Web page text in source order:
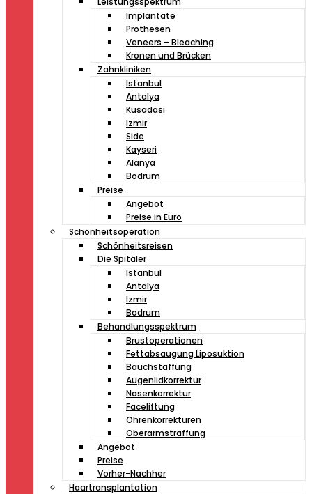
Implantate
Prothesen
Veneers – Bleaching
Kronen und Brücken
Zahnkliniken
Istanbul
Antalya
Kusadasi
Izmir
Side
Kayseri
Alanya
Bodrum
Preise
Angebot
Preise in Euro
Schönheitsoperation
Schönheitsreisen
Die Spitäler
Istanbul
Antalya
Izmir
Bodrum
Behandlungsspektrum
Brustoperationen
Fettabsaugung Liposuktion
Bauchstaffung
Augenlidkorrektur
Nasenkorrektur
Faceliftung
Ohrenkorrekturen
Oberarmstraffung
Angebot
Preise
Vorher-Nachher
Haartransplantation